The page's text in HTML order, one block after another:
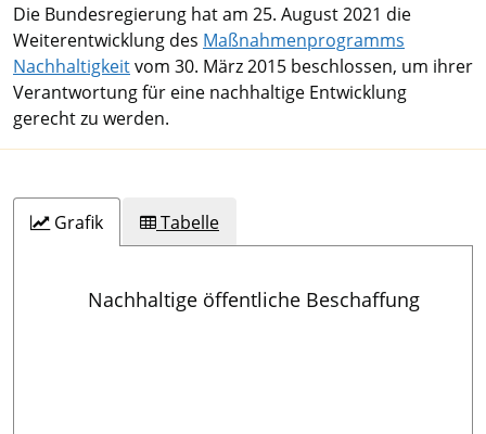
Die Bundesregierung hat am 25. August 2021 die
Weiterentwicklung des Maßnahmenprogramms
Nachhaltigkeitvom 30. März 2015 beschlossen, um ihrer
Verantwortung für eine nachhaltige Entwicklung
gerecht zu werden.
Grafik Tabelle
Nachhaltige öffentliche Beschaffung